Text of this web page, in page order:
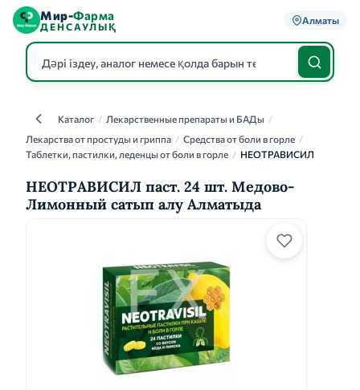
Мир-Фарма
ДЕНСАУЛЫҚ
Алматы
КаталогКаталог / Лекарственные препараты и БАДы /
Лекарства от простуды и гриппа / Средства от боли в горле /
Таблетки, пастилки, леденцы от боли в горле / НЕОТРАВИСИЛ
НЕОТРАВИСИЛ паст. 24 шт. Медово-
Лимонный сатып алу Алматыда